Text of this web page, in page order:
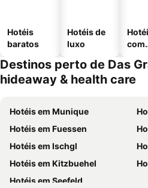
Hotéis
baratos
Hotéis de
luxo
com
Destinos perto de Das
hideaway & health care
Hotéis em Munique
Hotéis em Fuessen
Hotéis em Ischgl
Hotéis em Kitzbuehel
Hotéis em Seefeld